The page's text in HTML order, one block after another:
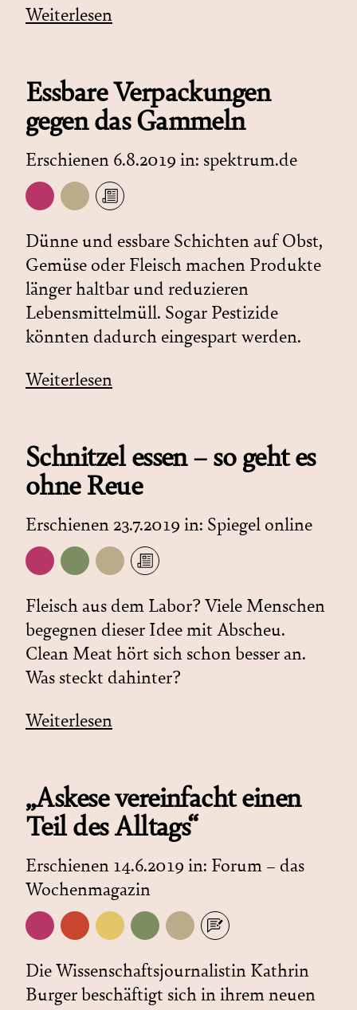
Weiterlesen
Essbare Verpackungen
gegen das Gammeln
Erschienen 6.8.2019 in: spektrum.de
Dünne und essbare Schichten auf Obst,
Gemüse oder Fleisch machen Produkte
länger haltbar und reduzieren
Lebensmittelmüll. Sogar Pestizide
könnten dadurch eingespart werden.
Weiterlesen
Schnitzel essen – so geht es
ohne Reue
Erschienen 23.7.2019 in: Spiegel online
Fleisch aus dem Labor? Viele Menschen
begegnen dieser Idee mit Abscheu.
Clean Meat hört sich schon besser an.
Was steckt dahinter?
Weiterlesen
„Askese vereinfacht einen
Teil des Alltags“
Erschienen 14.6.2019 in: Forum – das
Wochenmagazin
Die Wissenschaftsjournalistin Kathrin
Burger beschäftigt sich in ihrem neuen